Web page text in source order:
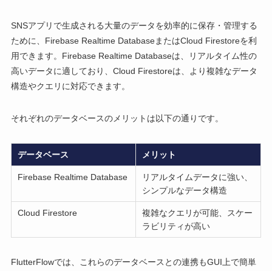
SNSアプリで生成される大量のデータを効率的に保存・管理する
ために、Firebase Realtime DatabaseまたはCloud Firestoreを利
用できます。Firebase Realtime Databaseは、リアルタイム性の
高いデータに適しており、Cloud Firestoreは、より複雑なデータ
構造やクエリに対応できます。
それぞれのデータベースのメリットは以下の通りです。
データベース メリット
Firebase Realtime Database
リアルタイムデータに強い、
シンプルなデータ構造
Cloud Firestore
複雑なクエリが可能、スケー
ラビリティが高い
FlutterFlowでは、これらのデータベースとの連携もGUI上で簡単